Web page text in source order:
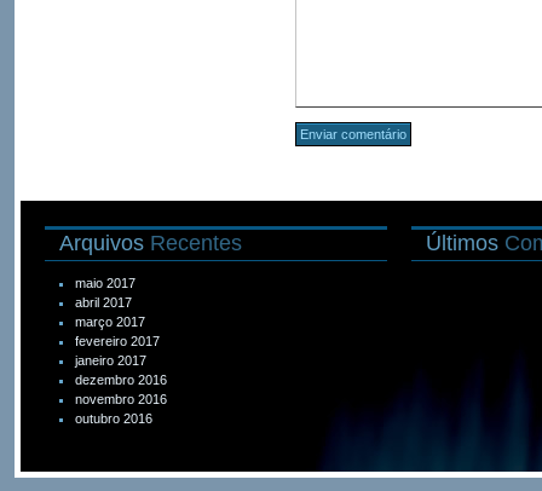
Arquivos Recentes
maio 2017
abril 2017
março 2017
fevereiro 2017
janeiro 2017
dezembro 2016
novembro 2016
outubro 2016
Últimos